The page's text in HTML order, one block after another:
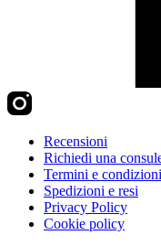
Recensioni
Richiedi una
Termini e condizioni
Spedizioni e resi
Privacy Policy
Cookie policy